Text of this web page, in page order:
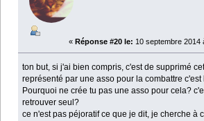
« Réponse #20 le: 10 septembre 2014
ton but, si j'ai bien compris, c'est de supprimé
représenté par une asso pour la combattre c'est
Pourquoi ne crée tu pas une asso pour cela?
retrouver seul?
ce n'est pas péjoratif ce que je dit, je cherche à